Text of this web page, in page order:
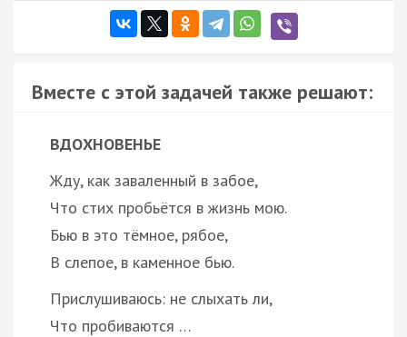
Вместе с этой задачей также решают:
ВДОХНОВЕНЬЕ
Жду, как заваленный в забое,
Что стих пробьётся в жизнь мою.
Бью в это тёмное, рябое,
В слепое, в каменное бью.
Прислушиваюсь: не слыхать ли,
Что пробиваются …